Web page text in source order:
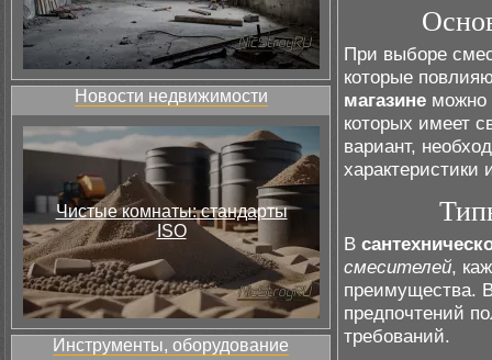
Новости недвижимости
Чистые комнаты: стандарты
ISO
Инструменты, оборудование
При выборе
которые
магазине можно
которых имеет
вариант,
В
смесителей,
преимущества.
предпочтений
требований.